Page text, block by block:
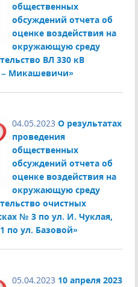
общественных
обсуждений отчета об
оценке воздействия на
окружающую среду
ВЛ 330 кВ
– Микашевичи»
04.05.2023 О результатах
проведения
общественных
обсуждений отчета об
оценке воздействия на
окружающую среду
очистных
№ 3 по ул. И. Чуклая,
по ул. Базовой»
05.04.2023 10 апреля 2023